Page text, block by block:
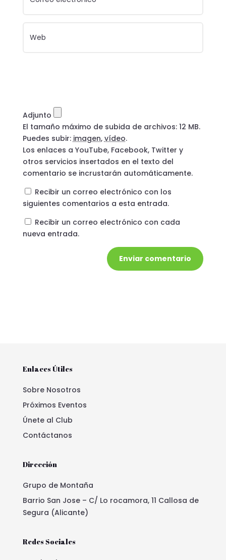
Adjunto
El tamaño máximo de subida de archivos: 12 MB.
Puedes subir: imagen, vídeo.
Los enlaces a YouTube, Facebook, Twitter y
otros servicios insertados en el texto del
comentario se incrustarán automáticamente.
Recibir un correo electrónico con los
siguientes comentarios a esta entrada.
Recibir un correo electrónico con cada
nueva entrada.
Enviar comentario
Enlaces Útiles
Sobre Nosotros
Próximos Eventos
Únete al Club
Contáctanos
Dirección
Grupo de Montaña
Barrio San Jose – C/ Lo rocamora, 11 Callosa de
Segura (Alicante)
Redes Sociales